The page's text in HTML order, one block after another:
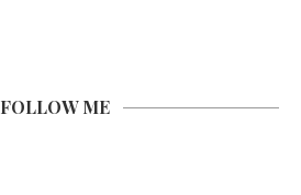
FOLLOW ME